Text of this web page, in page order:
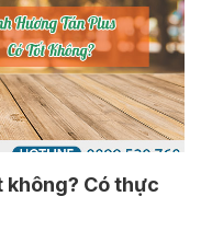
không? Có thực